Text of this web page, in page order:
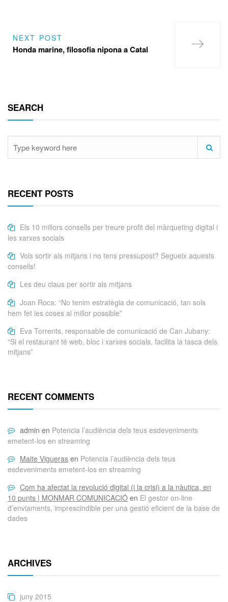
NEXT POST
Honda marine, filosofia nipona a Catal
SEARCH
RECENT POSTS
Els 10 millors consells per treure profit del màrqueting digital i
les xarxes socials
Vols sortir als mitjans i no tens pressupost? Segueix aquests
consells!
Les deu claus per sortir als mitjans
Joan Roca: “No tenim estratègia de comunicació, tan sols
hem fet les coses al millor possible”
Eva Torrents, responsable de comunicació de Can Jubany:
“Si el restaurant té web, bloc i xarxes socials, facilita la tasca dels
mitjans”
RECENT COMMENTS
admin en Potencia l’audiència dels teus esdeveniments
emetent-los en streaming
Maite Vigueras en Potencia l’audiència dels teus
esdeveniments emetent-los en streaming
Com ha afectat la revolució digital (i la crisi) a la nàutica, en
10 punts | MONMAR COMUNICACIÓ en El gestor on-line
d’enviaments, imprescindible per una gestió eficient de la base de
dades
ARCHIVES
juny 2015